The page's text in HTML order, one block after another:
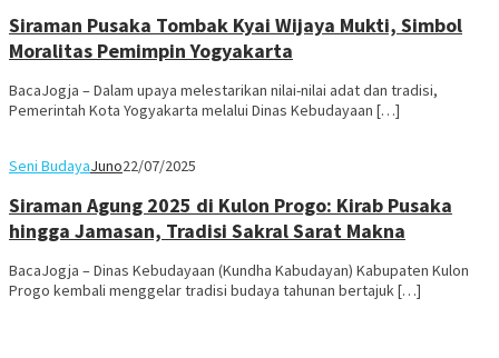
Siraman Pusaka Tombak Kyai Wijaya Mukti, Simbol
Moralitas Pemimpin Yogyakarta
BacaJogja – Dalam upaya melestarikan nilai-nilai adat dan tradisi,
Pemerintah Kota Yogyakarta melalui Dinas Kebudayaan […]
Seni BudayaJuno22/07/2025
Siraman Agung 2025 di Kulon Progo: Kirab Pusaka
hingga Jamasan, Tradisi Sakral Sarat Makna
BacaJogja – Dinas Kebudayaan (Kundha Kabudayan) Kabupaten Kulon
Progo kembali menggelar tradisi budaya tahunan bertajuk […]